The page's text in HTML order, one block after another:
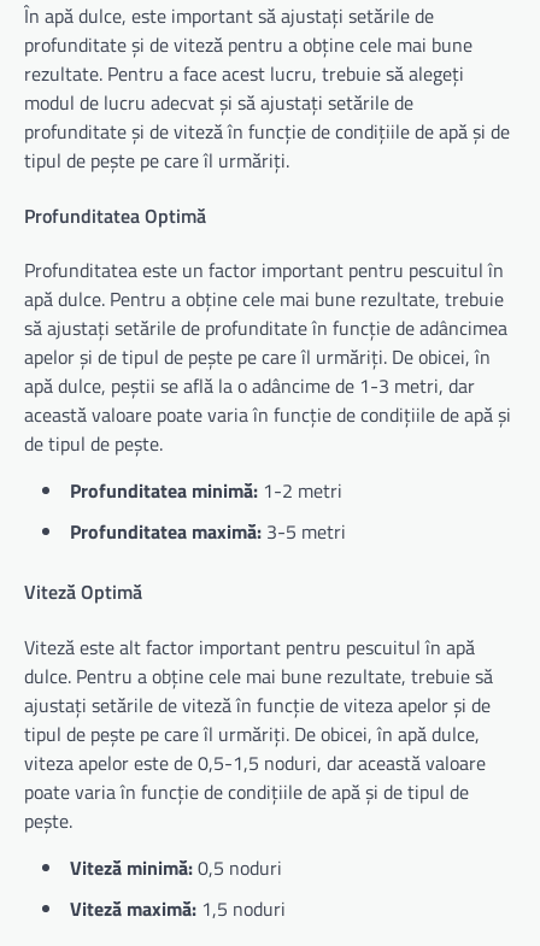
În apă dulce, este important să ajustați setările de
profunditate și de viteză pentru a obține cele mai bune
rezultate. Pentru a face acest lucru, trebuie să alegeți
modul de lucru adecvat și să ajustați setările de
profunditate și de viteză în funcție de condițiile de apă și de
tipul de pește pe care îl urmăriți.
Profunditatea Optimă
Profunditatea este un factor important pentru pescuitul în
apă dulce. Pentru a obține cele mai bune rezultate, trebuie
să ajustați setările de profunditate în funcție de adâncimea
apelor și de tipul de pește pe care îl urmăriți. De obicei, în
apă dulce, peștii se află la o adâncime de 1-3 metri, dar
această valoare poate varia în funcție de condițiile de apă și
de tipul de pește.
Profunditatea minimă: 1-2 metri
Profunditatea maximă: 3-5 metri
Viteză Optimă
Viteză este alt factor important pentru pescuitul în apă
dulce. Pentru a obține cele mai bune rezultate, trebuie să
ajustați setările de viteză în funcție de viteza apelor și de
tipul de pește pe care îl urmăriți. De obicei, în apă dulce,
viteza apelor este de 0,5-1,5 noduri, dar această valoare
poate varia în funcție de condițiile de apă și de tipul de
pește.
Viteză minimă:0,5 noduri
Viteză maximă: 1,5 noduri